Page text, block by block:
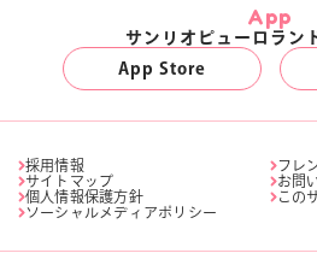
App
サンリオピューロラン
App Store
採用情報
フレ
サイトマップ
お問
個人情報保護方針
この
ソーシャルメディアポリシー